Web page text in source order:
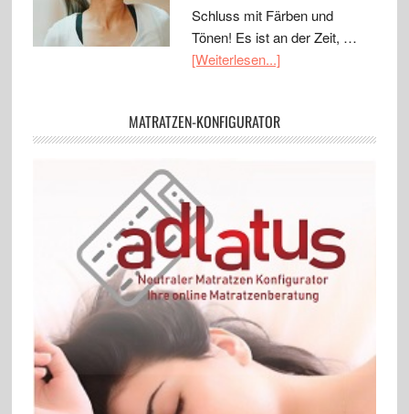
Schluss mit Färben und
Tönen! Es ist an der Zeit, …
[Weiterlesen...]
MATRATZEN-KONFIGURATOR